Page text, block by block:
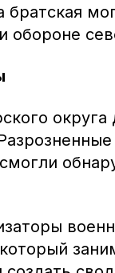
братская
обороне
округа